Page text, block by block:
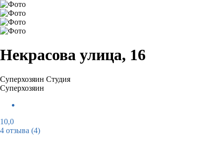
Некрасова улица, 16
Суперхозяин Студия
Суперхозяин
10,0
4 отзыва (4)